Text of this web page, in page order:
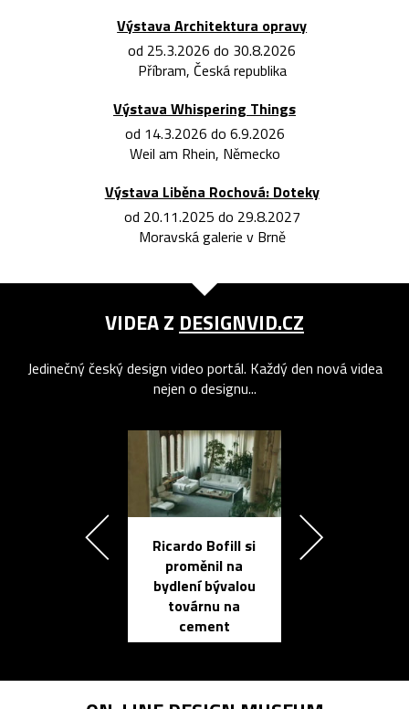
Výstava Architektura opravy
od 25.3.2026 do 30.8.2026
Příbram, Česká republika
Výstava Whispering Things
od 14.3.2026 do 6.9.2026
Weil am Rhein, Německo
Výstava Liběna Rochová: Doteky
od 20.11.2025 do 29.8.2027
Moravská galerie v Brně
VIDEA Z DESIGNVID.CZ
Jedinečný český design video portál. Každý den nová videa
nejen o designu...
Ricardo Bofill si
proměnil na
bydlení bývalou
továrnu na
cement